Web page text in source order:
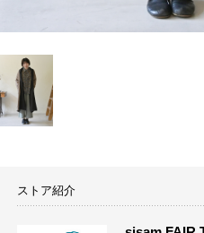
ストア紹介